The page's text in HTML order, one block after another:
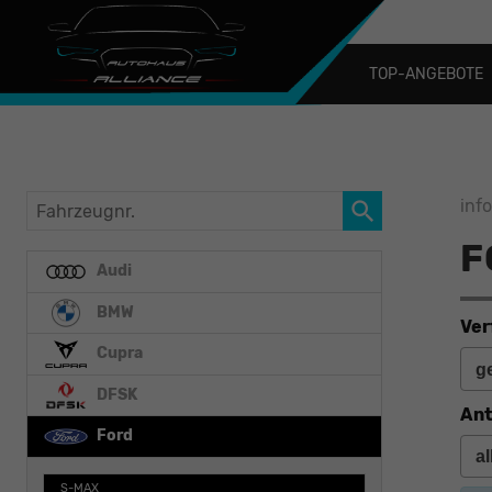
TOP-ANGEBOTE
info
Fahrzeugnr.
Audi
BMW
Cupra
DFSK
Ford
S-MAX